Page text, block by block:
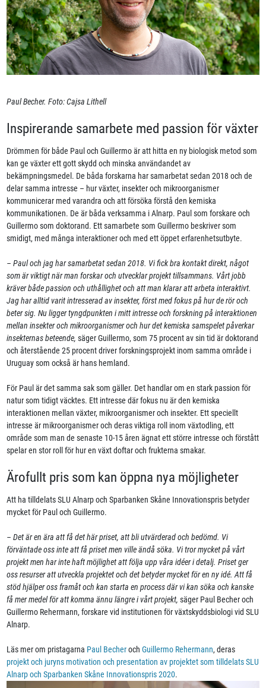
Paul Becher. Foto: Cajsa Lithell
Inspirerande samarbete med passion för växter
Drömmen för både Paul och Guillermo är att hitta en ny biologisk metod som
kan ge växter ett gott skydd och minska användandet av
bekämpningsmedel. De båda forskarna har samarbetat sedan 2018 och de
delar samma intresse – hur växter, insekter och mikroorganismer
kommunicerar med varandra och att försöka förstå den kemiska
kommunikationen. De är båda verksamma i Alnarp. Paul som forskare och
Guillermo som doktorand. Ett samarbete som Guillermo beskriver som
smidigt, med många interaktioner och med ett öppet erfarenhetsutbyte.
– Paul och jag har samarbetat sedan 2018. Vi fick bra kontakt direkt, något
som är viktigt när man forskar och utvecklar projekt tillsammans. Vårt jobb
kräver både passion och uthållighet och att man klarar att arbeta interaktivt.
Jag har alltid varit intresserad av insekter, först med fokus på hur de rör och
beter sig. Nu ligger tyngdpunkten i mitt intresse och forskning på interaktionen
mellan insekter och mikroorganismer och hur det kemiska samspelet påverkar
insekternas beteende, säger Guillermo, som 75 procent av sin tid är doktorand
och återstående 25 procent driver forskningsprojekt inom samma område i
Uruguay som också är hans hemland.
För Paul är det samma sak som gäller. Det handlar om en stark passion för
natur som tidigt väcktes. Ett intresse där fokus nu är den kemiska
interaktionen mellan växter, mikroorganismer och insekter. Ett speciellt
intresse är mikroorganismer och deras viktiga roll inom växtodling, ett
område som man de senaste 10-15 åren ägnat ett större intresse och förstått
spelar en stor roll för hur en växt doftar och frukterna smakar.
Ärofullt pris som kan öppna nya möjligheter
Att ha tilldelats SLU Alnarp och Sparbanken Skåne Innovationspris betyder
mycket för Paul och Guillermo.
– Det är en ära att få det här priset, att bli utvärderad och bedömd. Vi
förväntade oss inte att få priset men ville ändå söka. Vi tror mycket på vårt
projekt men har inte haft möjlighet att följa upp våra idéer i detalj. Priset ger
oss resurser att utveckla projektet och det betyder mycket för en ny idé. Att få
stöd hjälper oss framåt och kan starta en process där vi kan söka och kanske
få mer medel för att komma ännu längre i vårt projekt, säger Paul Becher och
Guillermo Rehermann, forskare vid institutionen för växtskyddsbiologi vid SLU
Alnarp.
Läs mer om pristagarna Paul BecherochGuillermo Rehermann, deras
projekt och juryns motivation och presentation av projektet som tilldelats SLU
Alnarp och Sparbanken Skåne Innovationspris 2020.